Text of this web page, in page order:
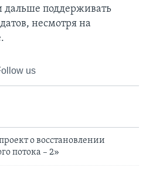
дальше поддерживать
несмотря на
us
о восстановлении
потока – 2»